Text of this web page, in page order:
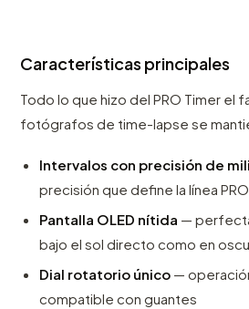
Características principales
Todo lo que hizo del PRO Timer el
fotógrafos de time-lapse se
Intervalos con precisión de
precisión que define la línea
Pantalla OLED nítida —
bajo el sol directo como en
Dial rotatorio único —
compatible con guantes